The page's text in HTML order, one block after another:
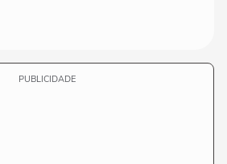
PUBLICIDADE